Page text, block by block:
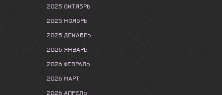
2025 ОКТЯБРЬ
2025 НОЯБРЬ
2025 ДЕКАБРЬ
2026 ЯНВАРЬ
2026 ФЕВРАЛЬ
2026 МАРТ
2026 АПРЕЛЬ